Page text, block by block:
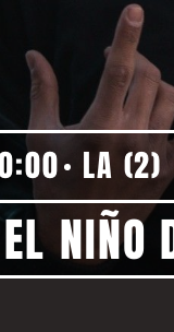
LA (2)
NIÑO